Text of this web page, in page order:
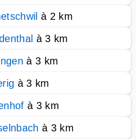
à 2 km
à 3 km
à 3 km
à 3 km
à 3 km
à 3 km